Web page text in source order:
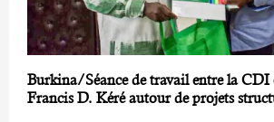
Burkina/Séance de travail entre la CDI
Francis D. Kéré autour de projets